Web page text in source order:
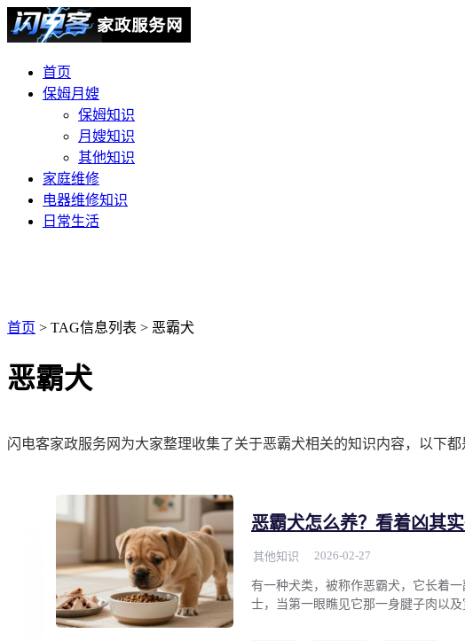
首页
保姆月嫂
保姆知识
月嫂知识
其他知识
家庭维修
电器维修知识
日常生活
首页 > TAG信息列表 > 恶霸犬
恶霸犬
闪电客家政服务网为大家整理收集了关于恶霸犬相关的知识内容，以下
恶霸犬怎么养？看着凶其
其他知识 2026-02-27
有一种犬类，被称作恶霸犬，它长着
士，当第一眼瞧见它那一身腱子肉以